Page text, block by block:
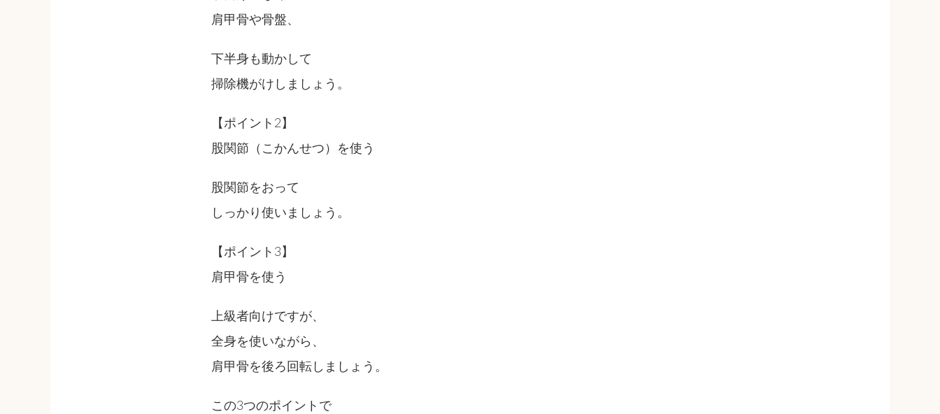
肩甲骨や骨盤、
下半身も動かして
掃除機がけしましょう。
【ポイント2】
股関節（こかんせつ）を使う
股関節をおって
しっかり使いましょう。
【ポイント3】
肩甲骨を使う
上級者向けですが、
全身を使いながら、
肩甲骨を後ろ回転しましょう。
この3つのポイントで